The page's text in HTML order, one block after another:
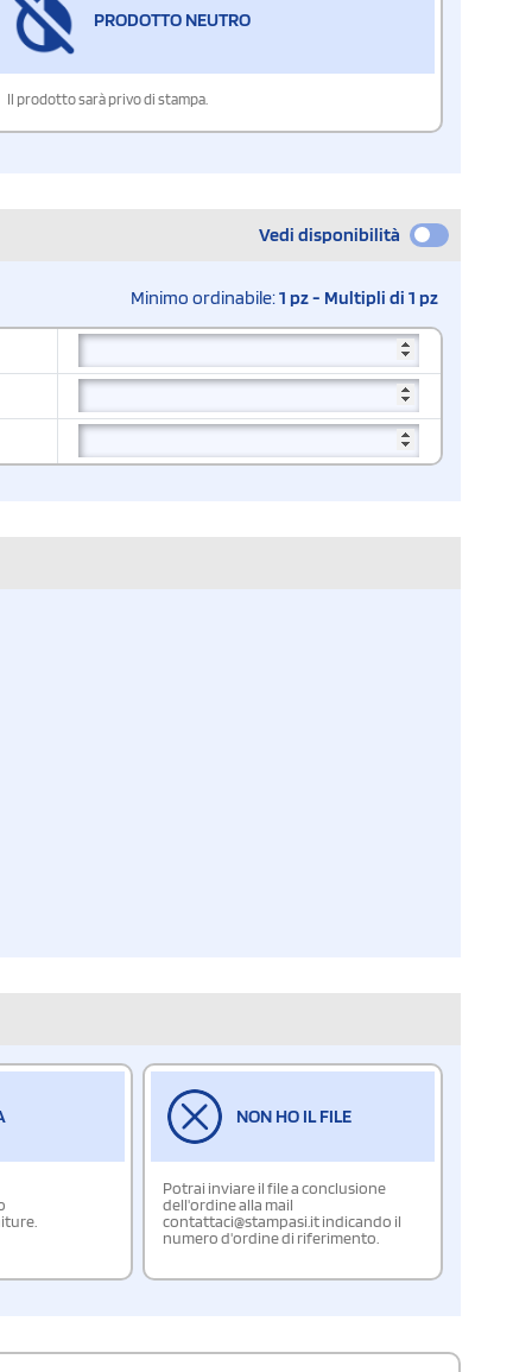
PRODOTTO NEUTRO
Il prodotto sarà privo di stampa.
Vedi disponibilità
Minimo ordinabile:1 pz - Multipli di 1 pz
NON HO IL FILE
Potrai inviare il file a conclusione
dell'ordine alla mail
contattaci@stampasi.it indicando il
numero d'ordine di riferimento.